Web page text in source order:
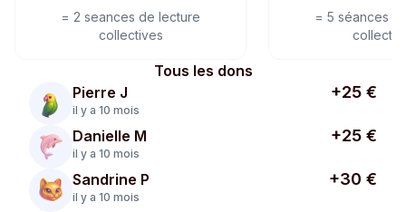
= 2 seances de lecture
collectives
= 5 séances
Tous les dons
Pierre J
il y a 10 mois
+25 €
Danielle M
il y a 10 mois
+25 €
Sandrine P
il y a 10 mois
+30 €